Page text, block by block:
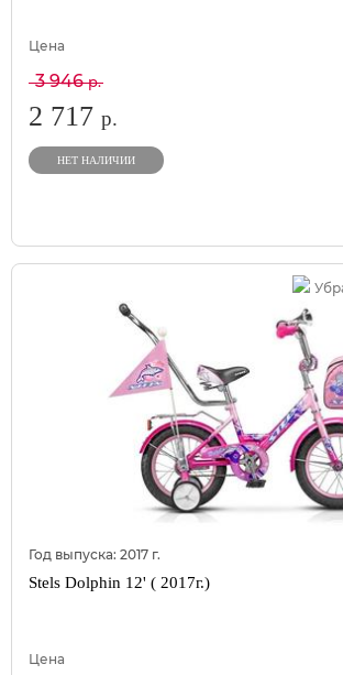
Цена
3 946р.
2 717 р.
НЕТ НАЛИЧИИ
Год выпуска: 2017 г.
Stels Dolphin 12' ( 2017г.)
Цена